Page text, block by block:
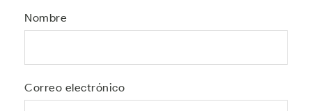
Nombre
Correo electrónico